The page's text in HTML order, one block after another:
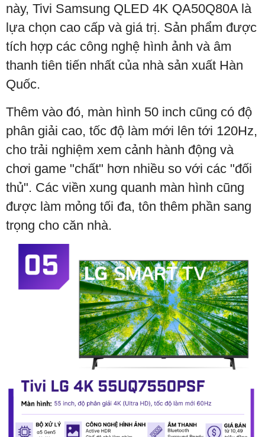
này, Tivi Samsung QLED 4K QA50Q80A là
lựa chọn cao cấp và giá trị. Sản phẩm được
tích hợp các công nghệ hình ảnh và âm
thanh tiên tiến nhất của nhà sản xuất Hàn
Quốc.
Thêm vào đó, màn hình 50 inch cũng có độ
phân giải cao, tốc độ làm mới lên tới 120Hz,
cho trải nghiệm xem cảnh hành động và
chơi game "chất" hơn nhiều so với các "đối
thủ". Các viền xung quanh màn hình cũng
được làm mỏng tối đa, tôn thêm phần sang
trọng cho căn nhà.